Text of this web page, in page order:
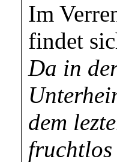
Im
findet
Da in
dem